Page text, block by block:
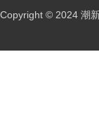
Copyright © 2024 潮